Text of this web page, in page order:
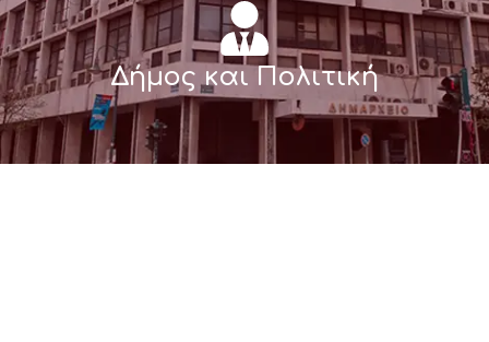
Δήμος και Πολιτική